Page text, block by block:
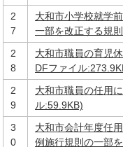
2
7
大和市小学校就学
一部を改正する規
2
8
大和市職員の育児
DFファイル
2
9
大和市職員の任用
ル:59.9KB)
3
0
大和市会計年度任
例施行規則の一部